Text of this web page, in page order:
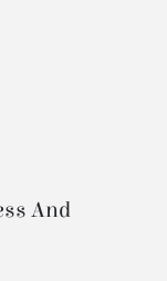
And